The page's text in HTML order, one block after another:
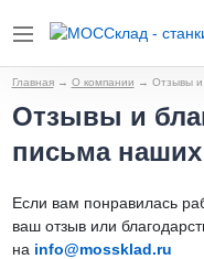
Главная → О компании → Отзывы и
Отзывы и
письма
Если вам понравилась
ваш отзыв или
на info@mossklad.ru